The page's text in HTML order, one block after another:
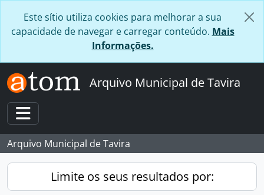
Este sítio utiliza cookies para melhorar a sua
capacidade de navegar e carregar conteúdo. Mais
Informações.
Arquivo Municipal de Tavira
Toggle navigation
Arquivo Municipal de Tavira
Limite os seus resultados por: